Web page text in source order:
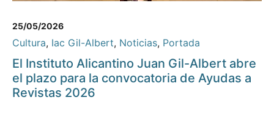
25/05/2026
Cultura, Iac Gil-Albert, Noticias, Portada
El Instituto Alicantino Juan Gil-Albert abre
el plazo para la convocatoria de Ayudas a
Revistas 2026